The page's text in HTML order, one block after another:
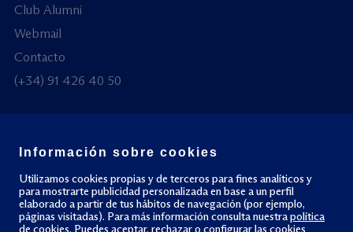
Club Alumni
Webmail
Contacto
(+34) 91 426 40 50
© Todos los derechos reservados
Política de privacidad Política de cookies
Información sobre cookies
Utilizamos cookies propias y de terceros para fines analíticos y
para mostrarte publicidad personalizada en base a un perfil
elaborado a partir de tus hábitos de navegación (por ejemplo,
páginas visitadas). Para más información consulta nuestrapolítica
de cookies. Puedes aceptar, rechazar o configurar las cookies